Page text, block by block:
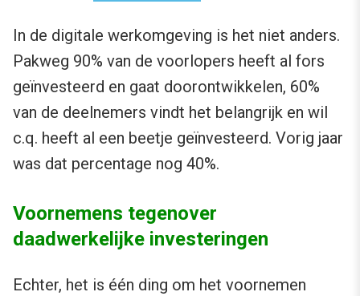
In de digitale werkomgeving is het niet anders.
Pakweg 90% van de voorlopers heeft al fors
geïnvesteerd en gaat doorontwikkelen, 60%
van de deelnemers vindt het belangrijk en wil
c.q. heeft al een beetje geïnvesteerd. Vorig jaar
was dat percentage nog 40%.
Voornemens tegenover
daadwerkelijke investeringen
Echter, het is één ding om het voornemen